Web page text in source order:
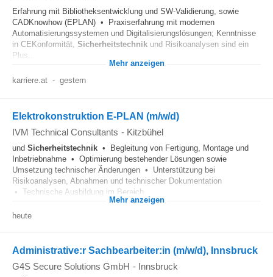
Erfahrung mit Bibliotheksentwicklung und SW-Validierung, sowie
CADKnowhow (EPLAN) • Praxiserfahrung mit modernen
Automatisierungssystemen und Digitalisierungslösungen; Kenntnisse
in CEKonformität, Sicherheitstechnik und Risikoanalysen sind ein
Plus...
Mehr anzeigen
karriere.at - gestern
Elektrokonstruktion E-PLAN (m/w/d)
IVM Technical Consultants - Kitzbühel
und Sicherheitstechnik • Begleitung von Fertigung, Montage und
Inbetriebnahme • Optimierung bestehender Lösungen sowie
Umsetzung technischer Änderungen • Unterstützung bei
Risikoanalysen, Abnahmen und technischer Dokumentation
• Technische Ausbildung im Bereich...
Mehr anzeigen
heute
Administrative:r Sachbearbeiter:in (m/w/d), Innsbruck
G4S Secure Solutions GmbH - Innsbruck